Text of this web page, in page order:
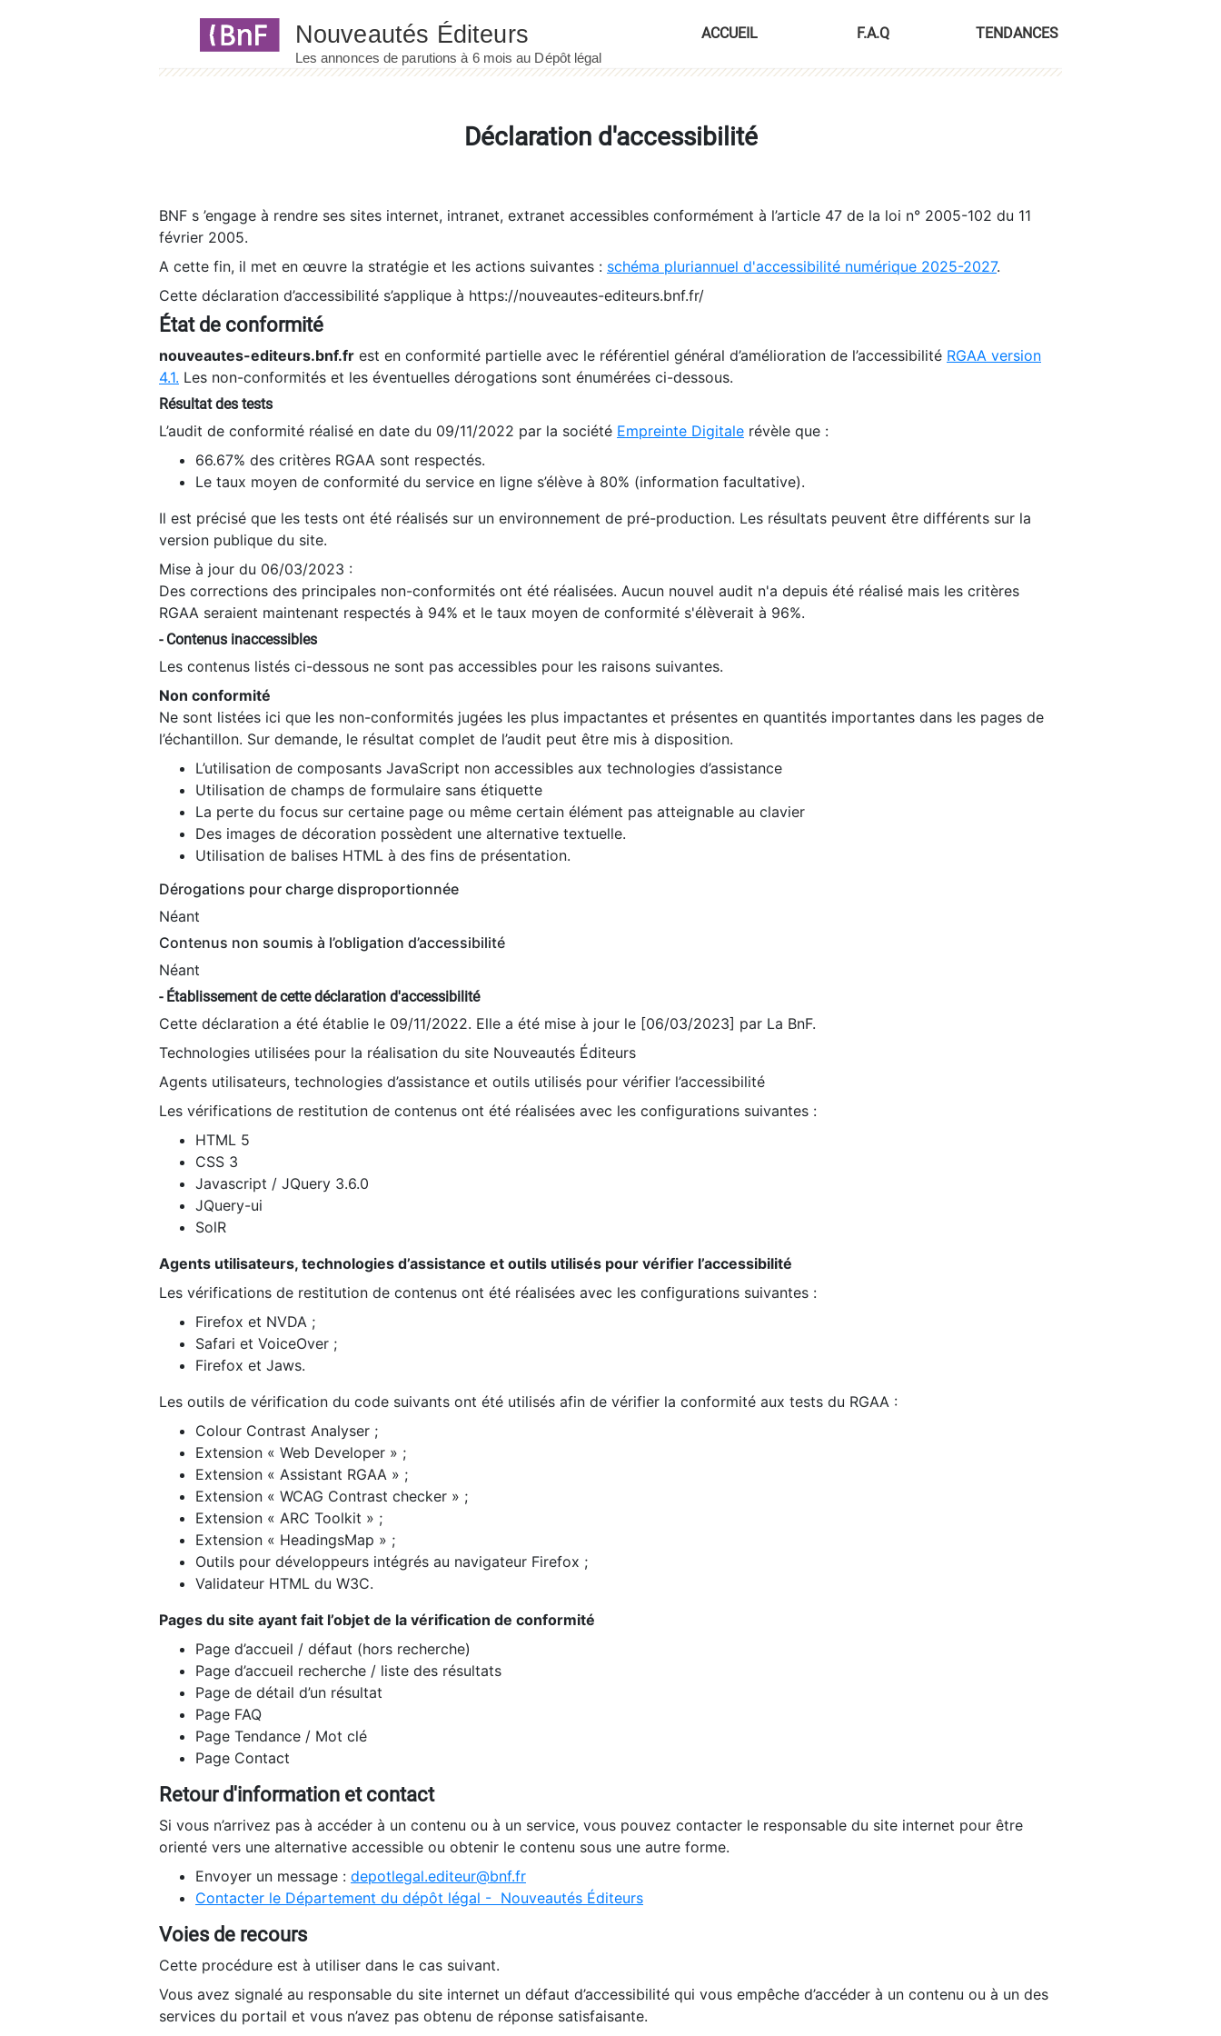
ACCUEIL F.A.Q TENDANCES
Déclaration d'accessibilité
BNF s ’engage à rendre ses sites internet, intranet, extranet accessibles conformément à l’article 47 de la loi n° 2005-102 du 11
février 2005.
A cette fin, il met en œuvre la stratégie et les actions suivantes : schéma pluriannuel d'accessibilité numérique 2025-2027.
Cette déclaration d’accessibilité s’applique à https://nouveautes-editeurs.bnf.fr/
État de conformité
nouveautes-editeurs.bnf.fr est en conformité partielle avec le référentiel général d’amélioration de l’accessibilité RGAA version
4.1. Les non-conformités et les éventuelles dérogations sont énumérées ci-dessous.
Résultat des tests
L’audit de conformité réalisé en date du 09/11/2022 par la société Empreinte Digitale révèle que :
66.67% des critères RGAA sont respectés.
Le taux moyen de conformité du service en ligne s’élève à 80% (information facultative).
Il est précisé que les tests ont été réalisés sur un environnement de pré-production. Les résultats peuvent être différents sur la
version publique du site.
Mise à jour du 06/03/2023 :
Des corrections des principales non-conformités ont été réalisées. Aucun nouvel audit n'a depuis été réalisé mais les critères
RGAA seraient maintenant respectés à 94% et le taux moyen de conformité s'élèverait à 96%.
- Contenus inaccessibles
Les contenus listés ci-dessous ne sont pas accessibles pour les raisons suivantes.
Non conformité
Ne sont listées ici que les non-conformités jugées les plus impactantes et présentes en quantités importantes dans les pages de
l’échantillon. Sur demande, le résultat complet de l’audit peut être mis à disposition.
L’utilisation de composants JavaScript non accessibles aux technologies d’assistance
Utilisation de champs de formulaire sans étiquette
La perte du focus sur certaine page ou même certain élément pas atteignable au clavier
Des images de décoration possèdent une alternative textuelle.
Utilisation de balises HTML à des fins de présentation.
Dérogations pour charge disproportionnée
Néant
Contenus non soumis à l’obligation d’accessibilité
Néant
- Établissement de cette déclaration d'accessibilité
Cette déclaration a été établie le 09/11/2022. Elle a été mise à jour le [06/03/2023] par La BnF.
Technologies utilisées pour la réalisation du site Nouveautés Éditeurs
Agents utilisateurs, technologies d’assistance et outils utilisés pour vérifier l’accessibilité
Les vérifications de restitution de contenus ont été réalisées avec les configurations suivantes :
HTML 5
CSS 3
Javascript / JQuery 3.6.0
JQuery-ui
SolR
Agents utilisateurs, technologies d’assistance et outils utilisés pour vérifier l’accessibilité
Les vérifications de restitution de contenus ont été réalisées avec les configurations suivantes :
Firefox et NVDA ;
Safari et VoiceOver ;
Firefox et Jaws.
Les outils de vérification du code suivants ont été utilisés afin de vérifier la conformité aux tests du RGAA :
Colour Contrast Analyser ;
Extension « Web Developer » ;
Extension « Assistant RGAA » ;
Extension « WCAG Contrast checker » ;
Extension « ARC Toolkit » ;
Extension « HeadingsMap » ;
Outils pour développeurs intégrés au navigateur Firefox ;
Validateur HTML du W3C.
Pages du site ayant fait l’objet de la vérification de conformité
Page d’accueil / défaut (hors recherche)
Page d’accueil recherche / liste des résultats
Page de détail d’un résultat
Page FAQ
Page Tendance / Mot clé
Page Contact
Retour d'information et contact
Si vous n’arrivez pas à accéder à un contenu ou à un service, vous pouvez contacter le responsable du site internet pour être
orienté vers une alternative accessible ou obtenir le contenu sous une autre forme.
Envoyer un message : depotlegal.editeur@bnf.fr
Contacter le Département du dépôt légal - Nouveautés Éditeurs
Voies de recours
Cette procédure est à utiliser dans le cas suivant.
Vous avez signalé au responsable du site internet un défaut d’accessibilité qui vous empêche d’accéder à un contenu ou à un des
services du portail et vous n’avez pas obtenu de réponse satisfaisante.